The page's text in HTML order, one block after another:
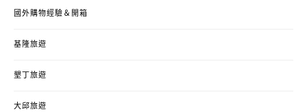
國外購物經驗＆開箱
基隆旅遊
墾丁旅遊
大邱旅遊